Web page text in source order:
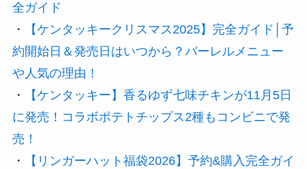
全ガイド
・
【ケンタッキークリスマス2025】完全ガイド│予
約開始日＆発売日はいつから？バーレルメニュー
や人気の理由！
・
【ケンタッキー】香るゆず七味チキンが11月5日
に発売！コラボポテトチップス2種もコンビニで発
売！
・
【リンガーハット福袋2026】予約&購入完全ガイ